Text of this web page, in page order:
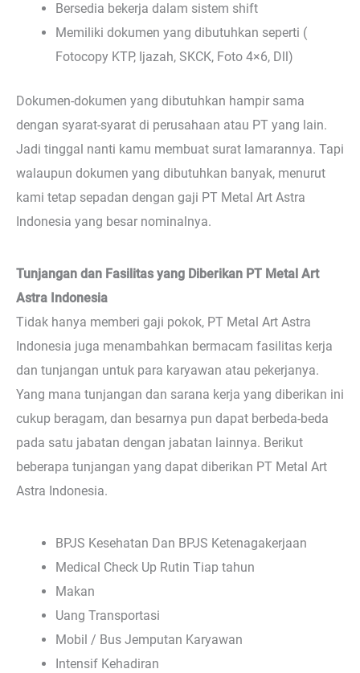
Bersedia bekerja dalam sistem shift
Memiliki dokumen yang dibutuhkan seperti (
Fotocopy KTP, Ijazah, SKCK, Foto 4×6, Dll)
Dokumen-dokumen yang dibutuhkan hampir sama
dengan syarat-syarat di perusahaan atau PT yang lain.
Jadi tinggal nanti kamu membuat surat lamarannya. Tapi
walaupun dokumen yang dibutuhkan banyak, menurut
kami tetap sepadan dengan gaji PT Metal Art Astra
Indonesia yang besar nominalnya.
Tunjangan dan Fasilitas yang Diberikan PT Metal Art
Astra Indonesia
Tidak hanya memberi gaji pokok, PT Metal Art Astra
Indonesia juga menambahkan bermacam fasilitas kerja
dan tunjangan untuk para karyawan atau pekerjanya.
Yang mana tunjangan dan sarana kerja yang diberikan ini
cukup beragam, dan besarnya pun dapat berbeda-beda
pada satu jabatan dengan jabatan lainnya. Berikut
beberapa tunjangan yang dapat diberikan PT Metal Art
Astra Indonesia.
BPJS Kesehatan Dan BPJS Ketenagakerjaan
Medical Check Up Rutin Tiap tahun
Makan
Uang Transportasi
Mobil / Bus Jemputan Karyawan
Intensif Kehadiran